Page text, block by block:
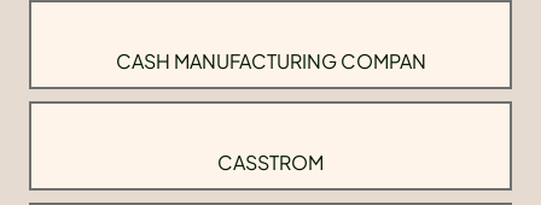
CASH MANUFACTURING COMPAN
CASSTROM